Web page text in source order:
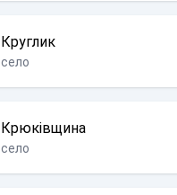
Круглик
село
Крюківщина
село